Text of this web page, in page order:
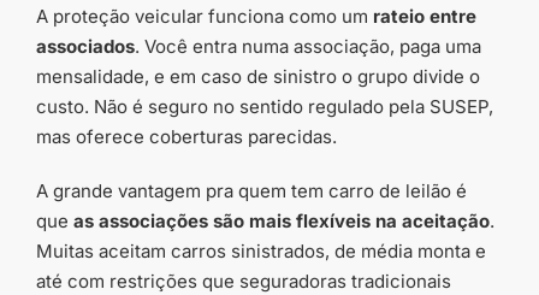
A proteção veicular funciona como um rateio entre
associados. Você entra numa associação, paga uma
mensalidade, e em caso de sinistro o grupo divide o
custo. Não é seguro no sentido regulado pela SUSEP,
mas oferece coberturas parecidas.
A grande vantagem pra quem tem carro de leilão é
que as associações são mais flexíveis na aceitação.
Muitas aceitam carros sinistrados, de média monta e
até com restrições que seguradoras tradicionais